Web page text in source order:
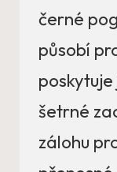
černé
působí
šetrné
zálohu